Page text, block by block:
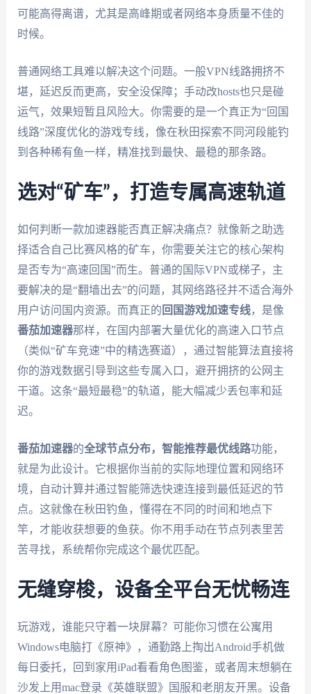
可能高得离谱，尤其是高峰期或者网络本身质量不佳的
时候。
普通网络工具难以解决这个问题。一般VPN线路拥挤不
堪，延迟反而更高，安全没保障；手动改hosts也只是碰
运气，效果短暂且风险大。你需要的是一个真正为“回国
线路”深度优化的游戏专线，像在秋田探索不同河段能钓
到各种稀有鱼一样，精准找到最快、最稳的那条路。
选对“矿车”，打造专属高速轨道
如何判断一款加速器能否真正解决痛点？就像新之助选
择适合自己比赛风格的矿车，你需要关注它的核心架构
是否专为“高速回国”而生。普通的国际VPN或梯子，主
要解决的是“翻墙出去”的问题，其网络路径并不适合海外
用户访问国内资源。而真正的 回国游戏加速专线，是像
番茄加速器那样，在国内部署大量优化的高速入口节点
（类似“矿车竞速”中的精选赛道），通过智能算法直接将
你的游戏数据引导到这些专属入口，避开拥挤的公网主
干道。这条“最短最稳”的轨道，能大幅减少丢包率和延
迟。
番茄加速器的全球节点分布，智能推荐最优线路功能，
就是为此设计。它根据你当前的实际地理位置和网络环
境，自动计算并通过智能筛选快速连接到最低延迟的节
点。这就像在秋田钓鱼，懂得在不同的时间和地点下
竿，才能收获想要的鱼获。你不用手动在节点列表里苦
苦寻找，系统帮你完成这个最优匹配。
无缝穿梭，设备全平台无忧畅连
玩游戏，谁能只守着一块屏幕？可能你习惯在公寓用
Windows电脑打《原神》，通勤路上掏出Android手机做
每日委托，回到家用iPad看看角色图鉴，或者周末想躺在
沙发上用mac登录《英雄联盟》国服和老朋友开黑。设备